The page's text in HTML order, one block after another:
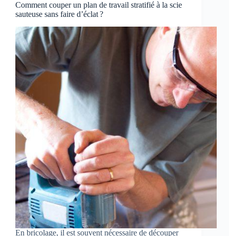
Comment couper un plan de travail stratifié à la scie
sauteuse sans faire d’éclat ?
En bricolage, il est souvent nécessaire de découper